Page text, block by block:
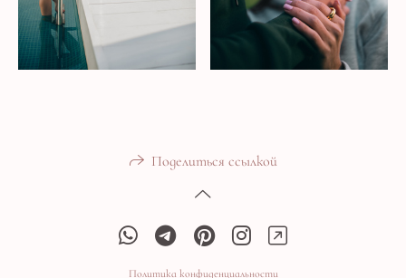
Поделиться ссылкой
Политика конфиденциальности